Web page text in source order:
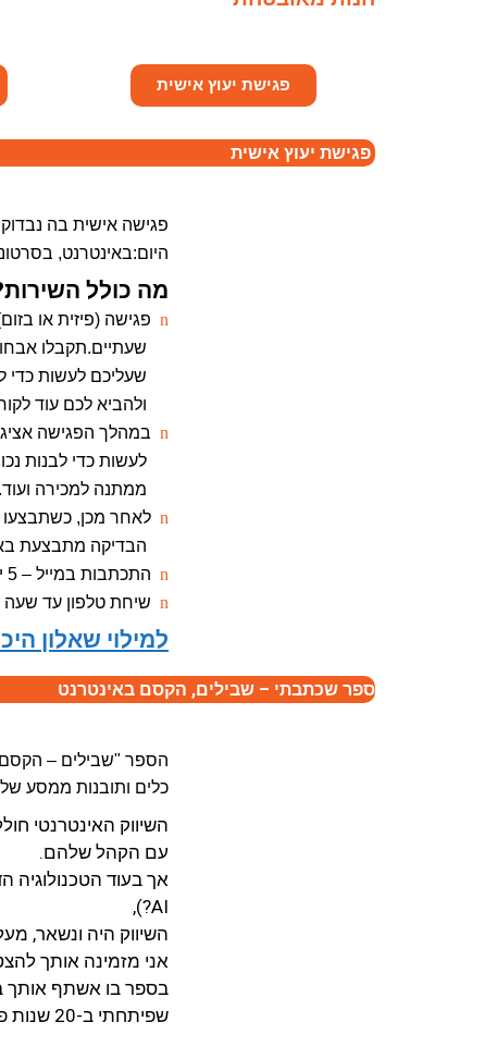
פגישת יעוץ אישית
פגישת יעוץ אישית
פגישה אישית בה
היום:באינטרנט,
מה כולל
n פגישה (פיזית או
שעתיים.תקבלו
שעליכם לעשות כדי
ולהביא לכם עוד
n במהלך הפגישה
לעשות כדי לבנות
ממתנה למכירה
n לאחר מכן,
הבדיקה מתבצעת
n התכתבות במייל – 5 ימים בשבוע, מענה בתוך 24 שעות.
n שיחת טלפון עד שעה
למילוי שאלון
ספר שכתבתי – שבילים, הקסם באינטרנט
הספר "שבילים –
כלים ותובנות ממסע של מעל 20 שנים בעולם
השיווק האינטרנטי
עם הקהל שלהם.
אך בעוד הטכנולוגיה
AI?),
השיווק היה ונשאר,
אני מזמינה אותך
בספר בו אשתף אותך
שפיתחתי ב-20 שנות פעילותי בתחום השיווק הדיגיטלי.